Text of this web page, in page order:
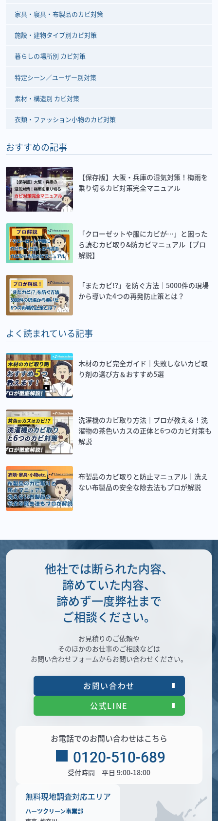
家具・寝具・布製品のカビ対策
施設・建物タイプ別カビ対策
暮らしの場所別 カビ対策
特定シーン／ユーザー別対策
素材・構造別 カビ対策
衣類・ファッション小物のカビ対策
おすすめの記事
【保存版】大阪・兵庫の湿気対策！梅雨を
乗り切るカビ対策完全マニュアル
「クローゼットや服にカビが…」と困った
ら読むカビ取り&防カビマニュアル【プロ
解説】
「またカビ!?」を防ぐ方法｜5000件の現場
から導いた4つの再発防止策とは？
よく読まれている記事
木材のカビ完全ガイド｜失敗しないカビ取
り剤の選び方＆おすすめ5選
洗濯機のカビ取り方法｜プロが教える！洗
濯物の茶色いカスの正体と6つのカビ対策も
解説
布製品のカビ取りと防止マニュアル｜洗え
ない布製品の安全な除去法もプロが解説
無料現地調査対応エリア
ハーツクリーン事業部
他社では断られた内容、
諦めていた内容、
諦めず一度弊社まで
ご相談ください。
お見積りのご依頼や
そのほかのお仕事のご相談などは
お問い合わせフォームからお問い合わせください。
お問い合わせ
公式LINE
お電話でのお問い合わせはこちら
0120-510-689
受付時間 平日 9:00-18:00